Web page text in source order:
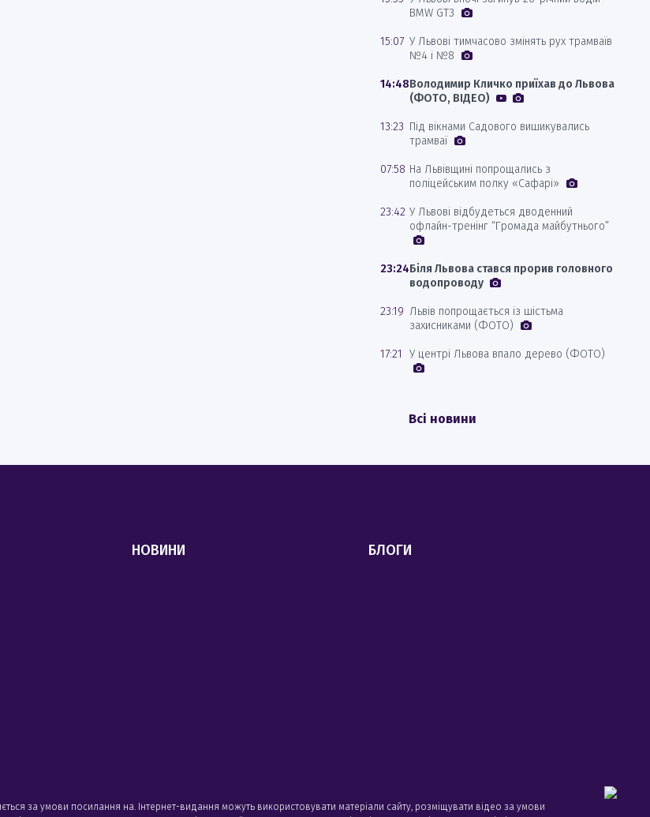
BMW GT3
15:07 У Львові тимчасово змінять рух трамваїв
№4 і №8
14:48Володимир Кличко приїхав до Львова
(ФОТО, ВІДЕО)
13:23 Під вікнами Садового вишикувались
трамваї
07:58 На Львівщині попрощались з
поліцейським полку «Сафарі»
23:42 У Львові відбудеться дводенний
офлайн-тренінг “Громада майбутнього”
23:24Біля Львова стався прорив головного
водопроводу
23:19 Львів попрощається із шістьма
захисниками (ФОТО)
17:21 У центрі Львова впало дерево (ФОТО)
Всі новини
НОВИНИ БЛОГИ
за умови посилання на. Інтернет-видання можуть використовувати матеріали сайту, розміщувати відео за умови